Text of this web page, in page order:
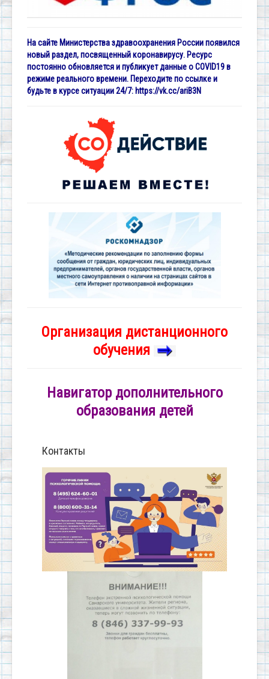
На сайте Министерства здравоохранения России появился
новый раздел, посвященный коронавирусу. Ресурс
постоянно обновляется и публикует данные о COVID19 в
режиме реального времени. Переходите по ссылке и
будьте в курсе ситуации 24/7: https://vk.cc/ariB3N
Организация дистанционного
обучения
Навигатор дополнительного
образования детей
Контакты